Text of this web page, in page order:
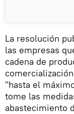
La resolución
las empresas
cadena de
"hasta el
tome las
abastecimiento